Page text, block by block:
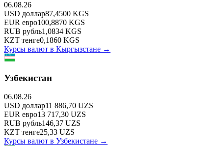
06.08.26
USD доллар87,4500 KGS
EUR евро100,8870 KGS
RUB рубль1,0834 KGS
KZT тенге0,1860 KGS
Курсы валют в Кыргызстане →
Узбекистан
06.08.26
USD доллар11 886,70 UZS
EUR евро13 717,30 UZS
RUB рубль146,37 UZS
KZT тенге25,33 UZS
Курсы валют в Узбекистане →